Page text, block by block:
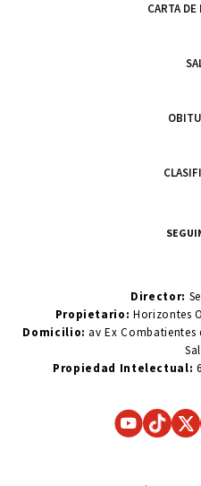
CARTA DE
Director:
Propietario:Horizontes
Domicilio: av Ex Combatientes
Propiedad Intelectual: